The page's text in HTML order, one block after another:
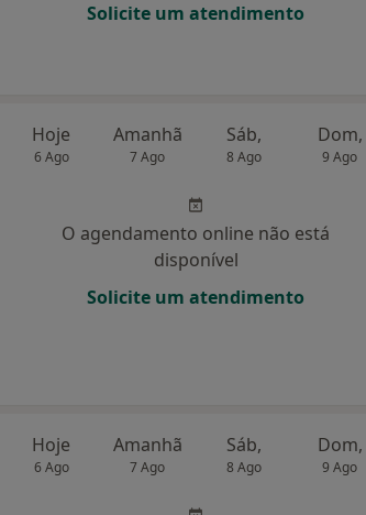
Solicite um atendimento
Hoje
6 Ago
Amanhã
7 Ago
Sáb,
8 Ago
Dom,
9 Ago
O agendamento online não está
disponível
Solicite um atendimento
Hoje
6 Ago
Amanhã
7 Ago
Sáb,
8 Ago
Dom,
9 Ago